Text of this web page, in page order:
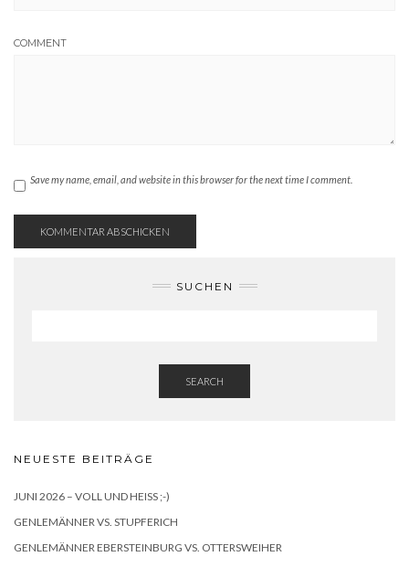
COMMENT
Save my name, email, and website in this browser for the next time I comment.
SUCHEN
SEARCH
NEUESTE BEITRÄGE
JUNI 2026 – VOLL UND HEISS ;-)
GENLEMÄNNER VS. STUPFERICH
GENLEMÄNNER EBERSTEINBURG VS. OTTERSWEIHER